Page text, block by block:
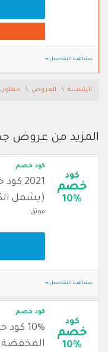
مشاهدة التفاصيل
الرئيسية العروض جملون
المزيد من عروض
كود
خصم
10%
كود خصم
(يشمل
موثق
مشاهدة التفاصيل
كود
خصم
10%
كود خصم
10%
المخفضة